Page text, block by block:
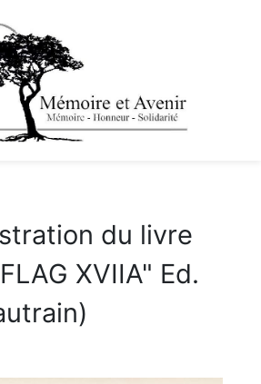
du livre
XVIIA" Ed.